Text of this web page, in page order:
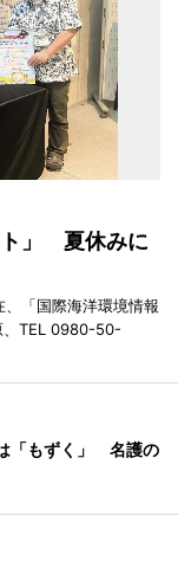
ト」 夏休みに
「国際海洋環境情報
、TEL 0980-50-
「もずく」 名護の